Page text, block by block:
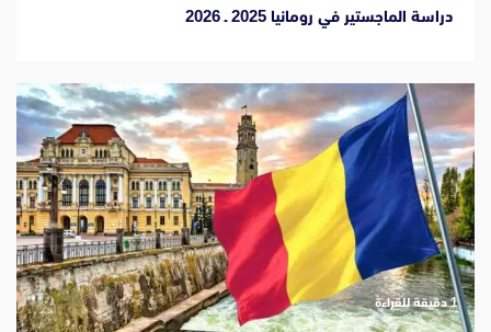
دراسة الماجستير في رومانيا 2025 ـ 2026
‫1 دقيقة للقراءة